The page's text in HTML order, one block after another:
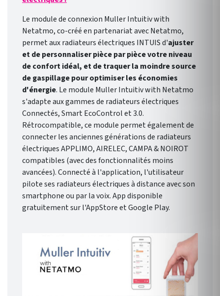
Le module de connexion Muller Intuitiv with
Netatmo, co-créé en partenariat avec Netatmo,
permet aux radiateurs électriques INTUIS d'ajuster
et de personnaliser pièce par pièce votre niveau
de confort idéal, et de traquer la moindre source
de gaspillage pour optimiser les économies
d'énergie. Le module Muller Intuitiv with Netatmo
s'adapte aux gammes de radiateurs électriques
Connectés, Smart EcoControl et 3.0.
Rétrocompatible, ce module permet également de
connecter les anciennes générations de radiateurs
électriques APPLIMO, AIRELEC, CAMPA & NOIROT
compatibles (avec des fonctionnalités moins
avancées). Connecté à l'application, l'utilisateur
pilote ses radiateurs électriques à distance avec son
smartphone ou par la voix. App disponible
gratuitement sur l'AppStore et Google Play.